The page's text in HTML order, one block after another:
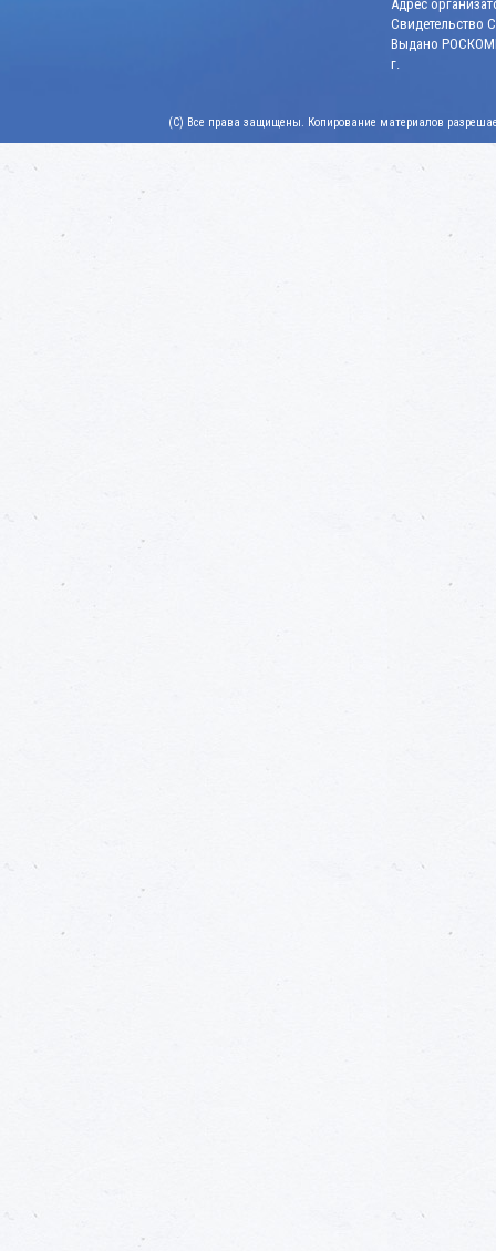
Адрес
Свидетельство
Выдано
г.
(C) Все права защищены. Копирование материалов